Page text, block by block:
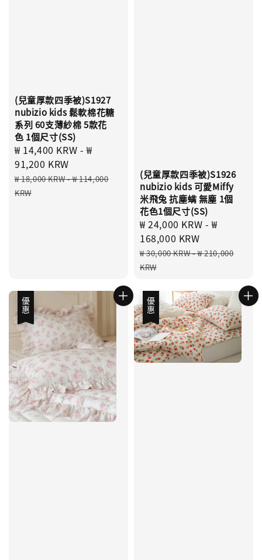
(兒童厚款四季被)S1927
nubizio kids 鬆軟棉花糖
系列 60支薄紗棉 5款花
色 1個尺寸(SS)
Sale
price
₩ 14,400 KRW -₩
91,200 KRW
Regular
price
₩ 18,000 KRW-₩ 114,000
KRW
(兒童厚款四季被)S1926
nubizio kids 可愛Miffy
米飛兔 抗塵螨 無塵 1個
花色1個尺寸(SS)
Sale
price
₩ 24,000 KRW -₩
168,000 KRW
Regular
price
₩ 30,000 KRW-₩ 210,000
KRW
優惠 優惠